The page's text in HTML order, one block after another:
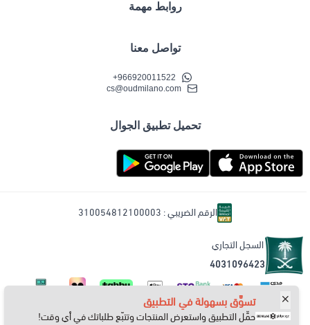
روابط مهمة
تواصل معنا
+966920011522
cs@oudmilano.com
تحميل تطبيق الجوال
السجل التجاري
4031096423
الرقم الضريبي : 310054812100003
تسوَّق بسهولة في التطبيق
حمِّل التطبيق واستعرض المنتجات وتتبّع طلباتك في أي وقت!